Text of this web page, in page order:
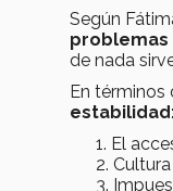
Según
problemas
de nada
En
El